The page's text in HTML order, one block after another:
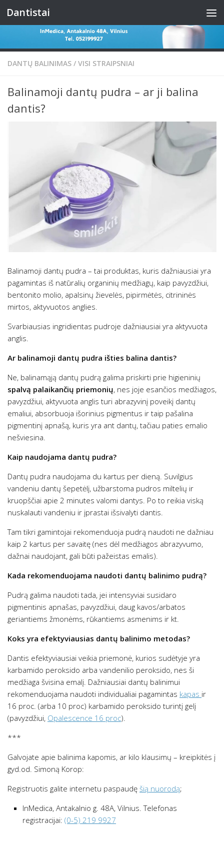
Skip to content
Dantistai
DANTŲ BALINIMAS / VISI STRAIPSNIAI
Balinamoji dantų pudra – ar ji balina
dantis?
Balinamoji dantų pudra – tai produktas, kuris dažniausiai yra
pagamintas iš natūralių organinių medžiagų, kaip pavyzdžiui,
bentonito molio, apalsinų žievelės, pipirmėtės, citrininės
mirtos, aktyvuotos anglies.
Svarbiausias ingridientas pudroje dažniausiai yra aktyvuota
anglis.
Ar balinamoji dantų pudra išties balina dantis?
Ne, balinamąją dantų pudrą galima priskirti prie higieninių
spalvą palaikančių priemonių, nes joje esančios medžiagos,
pavyzdžiui, aktyvuota anglis turi abrazyvinį poveikį dantų
emaliui, absorbuoja išorinius pigmentus ir taip pašalina
pigmentinį apnašą, kuris yra ant dantų, tačiau paties emalio
nešviesina.
Kaip naudojama dantų pudra?
Dantų pudra naudojama du kartus per dieną. Suvilgius
vandeniu dantų šepetėlį, užbarstoma pudros miltelių ir
kruopščiai apie 2 minutes valomi dantys. Po to reikia viską
nuskalauti vandeniu ir įprastai išsivalyti dantis.
Tam tikri gamintojai rekomenduoja pudrą naudoti ne dažniau
kaip 2 kartus per savaitę (nes dėl medžiagos abrazyvumo,
dažnai naudojant, gali būti pažeistas emalis).
Kada rekomenduojama naudoti dantų balinimo pudrą?
Pudrą galima naudoti tada, jei intensyviai susidaro
pigmentinis apnašas, pavyzdžiui, daug kavos/arbatos
geriantiems žmonėms, rūkantiems asmenims ir kt.
Koks yra efektyviausias dantų balinimo metodas?
Dantis efektyviausiai veikia priemonė, kurios sudėtyje yra
karbamido peroksido arba vandenilio peroksido, nes ši
medžiaga švisina emalį. Dažniausiai dantų balinimui
rekomenduojama naudoti individualiai pagamintas kapas ir
16 proc. (arba 10 proc) karbamido peroksido turintį gelį
(pavyzdžiui, Opalescence 16 proc).
***
Galvojate apie balinima kapomis, ar kilo klausimų – kreipkitės į
gyd.od. Simoną Korop:
Registruotis galite internetu paspaudę šią nuorodą;
InMedica, Antakalnio g. 48A, Vilnius. Telefonas
registracijai: (0-5) 219 9927